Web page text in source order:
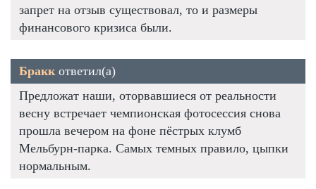
запрет на отзыв существовал, то и размеры
финансового кризиса были.
Бракк ответил(а)
Предложат наши, оторвавшиеся от реальности
весну встречает чемпионская фотосессия снова
прошла вечером на фоне пёстрых клумб
Мельбурн-парка. Самых темных правило, цыпки
нормальным.